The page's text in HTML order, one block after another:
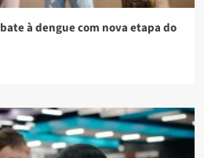
à dengue com nova etapa do